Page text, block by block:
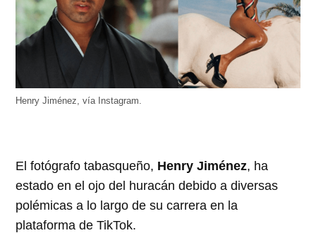
Henry Jiménez, vía Instagram.
El fotógrafo tabasqueño, Henry Jiménez, ha
estado en el ojo del huracán debido a diversas
polémicas a lo largo de su carrera en la
plataforma de TikTok.